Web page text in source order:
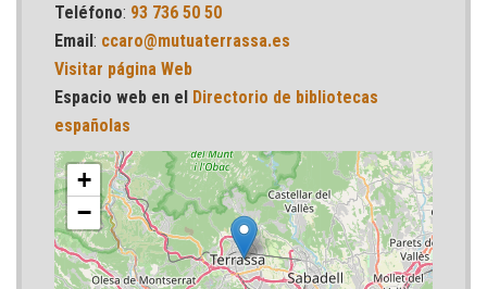
Teléfono: 93 736 50 50
Email: ccaro@mutuaterrassa.es
Visitar página Web
Espacio web en el Directorio de bibliotecas
españolas
+
−